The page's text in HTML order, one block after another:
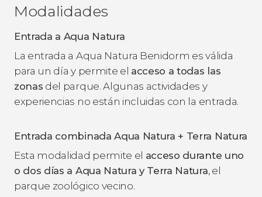
Modalidades
Entrada a Aqua Natura
La entrada a Aqua Natura Benidorm es válida
para un día y permite el acceso a todas las
zonas del parque. Algunas actividades y
experiencias no están incluidas con la entrada.
Entrada combinada Aqua Natura + Terra Natura
Esta modalidad permite el acceso durante uno
o dos días a Aqua Natura y Terra Natura, el
parque zoológico vecino.